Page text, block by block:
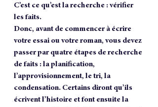
C’est ce qu’est la recherche : vérifier
les faits.
Donc, avant de commencer à écrire
votre essai ou votre roman, vous devez
passer par quatre étapes de recherche
de faits : la planification,
l’approvisionnement, le tri, la
condensation. Certains diront qu’ils
écrivent l’histoire et font ensuite la